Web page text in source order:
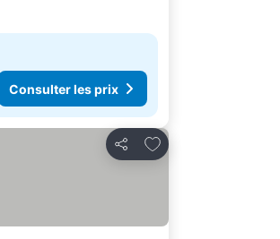
Consulter les prix
Partager
Ajouter à mes favoris